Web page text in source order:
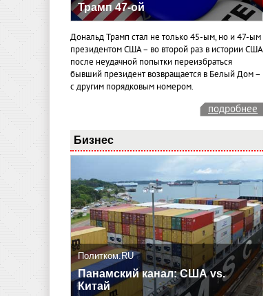
Трамп 47-ой
Дональд Трамп стал не только 45-ым, но и 47-ым
президентом США – во второй раз в истории США
после неудачной попытки переизбраться
бывший президент возвращается в Белый Дом –
с другим порядковым номером.
подробнее
Бизнес
Политком.RU
Панамский канал: США vs.
Китай